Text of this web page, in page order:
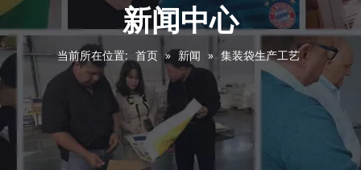
新闻中心
当前所在位置: 首页 » 新闻 » 集装袋生产工艺